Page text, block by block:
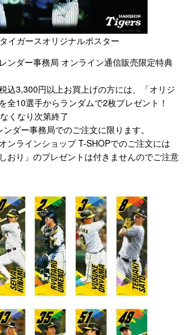
イガースオリジナルポスター
ンダー事務局 オンライン通信販売限定特典
込3,300円以上お買上げの方には、「オリジ
全10選手からランダムで2枚プレゼント！
くなり次第終了
ダー事務局でのご注文に限ります。
ンラインショップ T-SHOPでのご注文には
おり」のプレゼントは付きませんのでご注意